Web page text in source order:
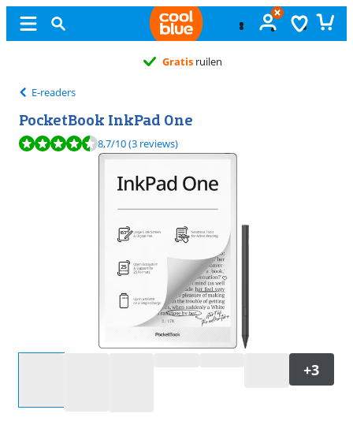
Gratis ruilen
E-readers
PocketBook InkPad One
Beoordeling is 8,7 van de 10, gebaseerd op 3 reviews.
8,7/10(3 reviews)